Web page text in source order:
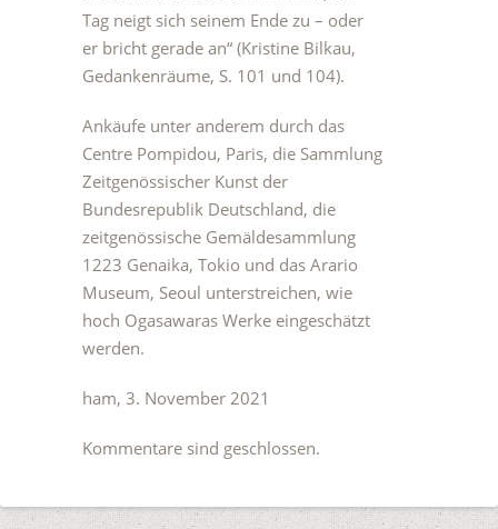
Tag neigt sich seinem Ende zu – oder
er bricht gerade an“ (Kristine Bilkau,
Gedankenräume, S. 101 und 104).
Ankäufe unter anderem durch das
Centre Pompidou, Paris, die Sammlung
Zeitgenössischer Kunst der
Bundesrepublik Deutschland, die
zeitgenössische Gemäldesammlung
1223 Genaika, Tokio und das Arario
Museum, Seoul unterstreichen, wie
hoch Ogasawaras Werke eingeschätzt
werden.
ham, 3. November 2021
Kommentare sind geschlossen.